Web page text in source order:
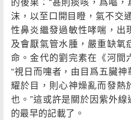
沫，以至口開目瞪，氣不交
性鼻炎繼發過敏性哮喘，出
及會厭氣管水腫，嚴重缺氧
命。金代的劉完素在《河間
“視日而嚏者，由目爲五臟
耀於目，則心神燥亂而發熱
也。”這或許是關於因紫外
的最早的記載了。